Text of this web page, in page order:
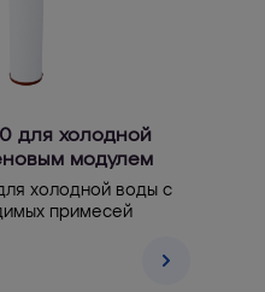
для холодной
модулем
холодной воды с
примесей